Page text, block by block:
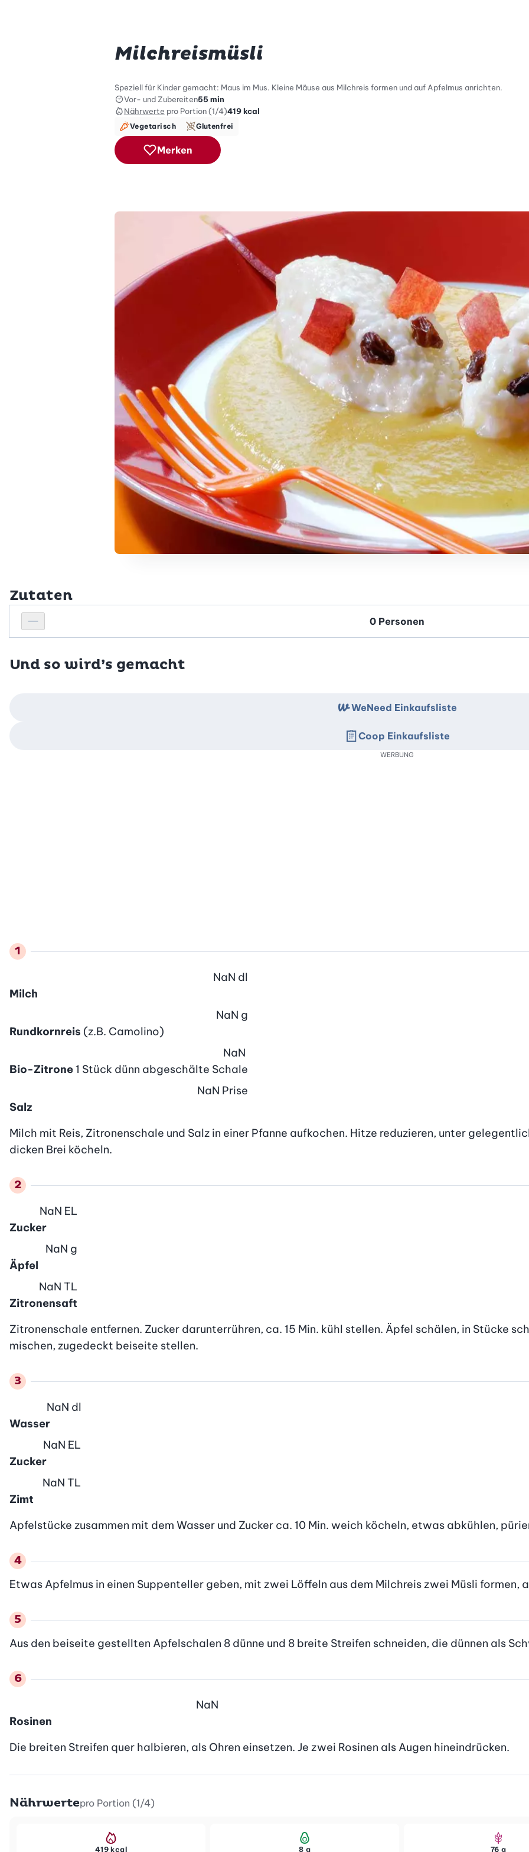
Milchreismüsli
Speziell für Kinder gemacht: Maus im Mus. Kleine Mäuse aus Milchreis formen und auf Apfelmus anrichten.
Vor- und Zubereiten55 min
Nährwerte pro Portion (1/4)419 kcal
Vegetarisch Glutenfrei
Merken
Zutaten
Personenanzahl verringern
Personenanzahl
Und so wird’s gemacht
Milch
NaN dl
Rundkornreis (z.B. Camolino)
NaN g
Bio-Zitrone1 Stück dünn abgeschälte Schale
NaN
Salz
NaN Prise
Milch mit Reis, Zitronenschale und Salz in einer Pfanne aufkochen. Hitze reduzieren, unter
dicken Brei köcheln.
Zucker
NaN EL
Äpfel
NaN g
Zitronensaft
NaN TL
Zitronenschale entfernen. Zucker darunterrühren, ca. 15 Min. kühl stellen. Äpfel schälen, in Stücke
mischen, zugedeckt beiseite stellen.
Wasser
NaN dl
Zucker
NaN EL
Zimt
NaN TL
Apfelstücke zusammen mit dem Wasser und Zucker ca. 10 Min. weich köcheln, etwas abkühlen,
Etwas Apfelmus in einen Suppenteller geben, mit zwei Löffeln aus dem Milchreis zwei Müsli formen,
Aus den beiseite gestellten Apfelschalen 8 dünne und 8 breite Streifen schneiden, die dünnen als
Rosinen
NaN
Die breiten Streifen quer halbieren, als Ohren einsetzen. Je zwei Rosinen als Augen hineindrücken.
WeNeed Einkaufsliste
Coop Einkaufsliste
WERBUNG
Nährwertepro Portion (1/4)
419 kcal 8 g 76 g